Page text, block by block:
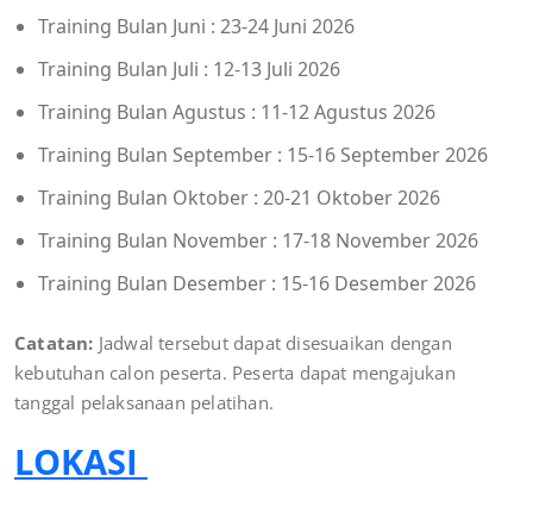
Training Bulan Juni : 23-24 Juni 2026
Training Bulan Juli : 12-13 Juli 2026
Training Bulan Agustus : 11-12 Agustus 2026
Training Bulan September : 15-16 September 2026
Training Bulan Oktober : 20-21 Oktober 2026
Training Bulan November : 17-18 November 2026
Training Bulan Desember : 15-16 Desember 2026
Catatan: Jadwal tersebut dapat disesuaikan dengan
kebutuhan calon peserta. Peserta dapat mengajukan
tanggal pelaksanaan pelatihan.
LOKASI